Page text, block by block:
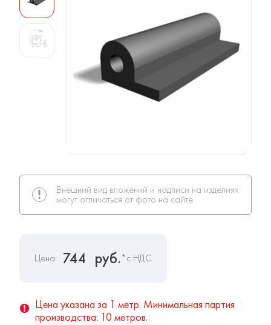
Внешний вид вложений и надписи на изделиях
могут отличаться от фото на сайте
Цена: 744 руб.*с НДС
Цена указана за 1 метр. Минимальная партия
производства: 10 метров.